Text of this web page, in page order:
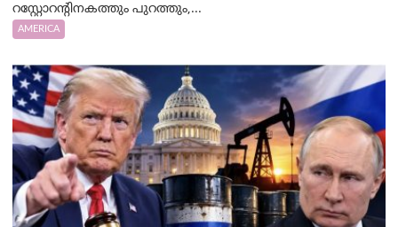
റസ്റ്റോറന്റിനകത്തും പുറത്തും,...
AMERICA